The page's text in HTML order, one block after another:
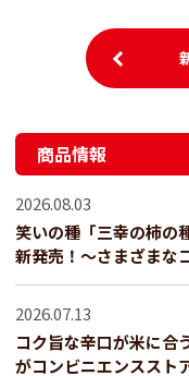
商品情報
2026.08.03
笑いの種「三幸の柿の
新発売！～さまざまな
2026.07.13
コク旨な辛口が米に合
がコンビニエンススト